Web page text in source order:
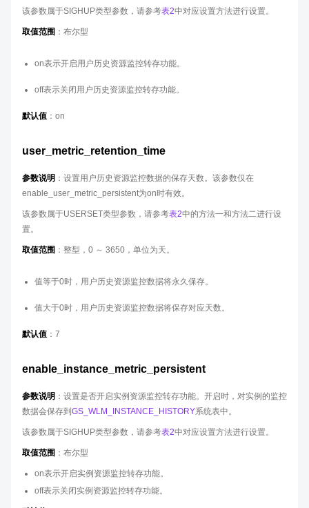
该参数属于SIGHUP类型参数，请参考表2中对应设置方法进行设置。
取值范围 ：布尔型
on表示开启用户历史资源监控转存功能。
off表示关闭用户历史资源监控转存功能。
默认值 ：on
user_metric_retention_time
参数说明 ：设置用户历史资源监控数据的保存天数。该参数仅在
enable_user_metric_persistent为on时有效。
该参数属于USERSET类型参数，请参考表2中的方法一和方法二进行设
置。
取值范围 ：整型，0 ～ 3650，单位为天。
值等于0时，用户历史资源监控数据将永久保存。
值大于0时，用户历史资源监控数据将保存对应天数。
默认值 ：7
enable_instance_metric_persistent
参数说明 ：设置是否开启实例资源监控转存功能。开启时，对实例的监控
数据会保存到 GS_WLM_INSTANCE_HISTORY系统表中。
该参数属于SIGHUP类型参数，请参考表2中对应设置方法进行设置。
取值范围 ：布尔型
on表示开启实例资源监控转存功能。
off表示关闭实例资源监控转存功能。